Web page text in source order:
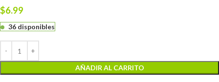
$6.99
36 disponibles
AÑADIR AL CARRITO